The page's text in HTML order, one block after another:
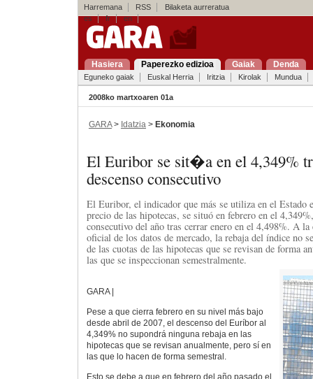
Harremana RSS
Bilaketa aurreratua
es
fr en
Hasiera Paperezko edizioa Gaiak Denda
Eguneko gaiak Euskal Herria Iritzia Kirolak Mundua
2008ko martxoaren 01a
GARA> Idatzia > Ekonomia
El Euribor se sit�a en el 4,349%
descenso consecutivo
El Euribor, el indicador que más se utiliza en el Estado
precio de las hipotecas, se situó en febrero en el
consecutivo del año tras cerrar enero en el 4,498%. A
oficial de los datos de mercado, la rebaja del índice no
de las cuotas de las hipotecas que se revisan de forma
las que se inspeccionan semestralmente.
GARA |
Pese a que cierra febrero en su nivel más bajo
desde abril de 2007, el descenso del Euríbor al
4,349% no supondrá ninguna rebaja en las
hipotecas que se revisan anualmente, pero sí en
las que lo hacen de forma semestral.